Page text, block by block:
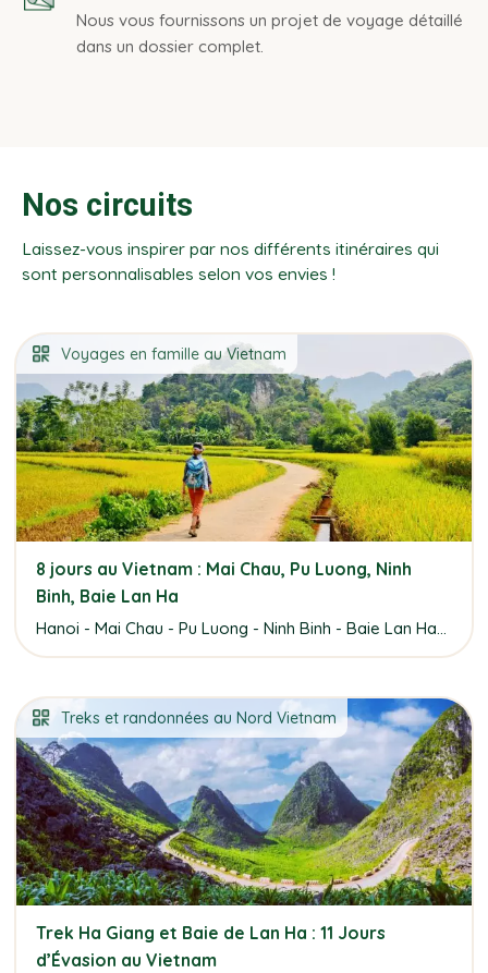
Nous vous fournissons un projet de voyage détaillé
dans un dossier complet.
Nos circuits
Laissez-vous inspirer par nos différents itinéraires qui
sont personnalisables selon vos envies !
Voyages en famille au Vietnam
8 jours au Vietnam : Mai Chau, Pu Luong, Ninh
Binh, Baie Lan Ha
Hanoi - Mai Chau - Pu Luong - Ninh Binh - Baie Lan Ha...
Treks et randonnées au Nord Vietnam
Trek Ha Giang et Baie de Lan Ha : 11 Jours
d’Évasion au Vietnam